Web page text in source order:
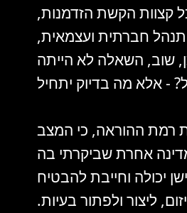
לילדים מכל קצוות הקשת הזדמנות,
חברתית ועצמאית,
שוב, השאלה לא הייתה
רמת ההוראה, כי המצב
אחרת שביקרתי בה
יכולה וחייבת להבטיח
ליצור ולפתור בעיות.